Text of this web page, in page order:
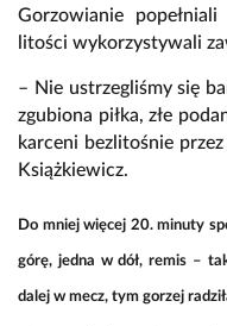
Gorzowianie
litości wykorzystywali
– Nie ustrzegliśmy się
zgubiona piłka, złe
karceni bezlitośnie
Książkiewicz.
Do mniej więcej 20. minuty
górę, jedna w dół, remis –
dalej w mecz, tym gorzej